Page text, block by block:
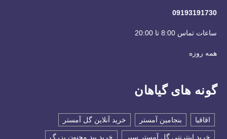
09193191730
ساعات تماس 8:00 تا 20:00
همه روزه
گونه های گیاهان
اقاقیا بنجامین آمستر خرید آنلاین گل آمستر
خرید اینترنتی گل آمستر سبر خرید بید مجنون بزرگ